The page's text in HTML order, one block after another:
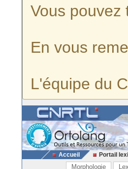
Vous
En vous
L'équipe du
Accueil Portail
Morphologie